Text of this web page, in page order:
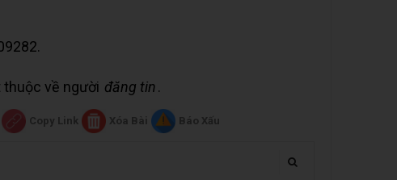
thuộc về người đăng tin.
Copy Link Xóa Bài Báo Xấu